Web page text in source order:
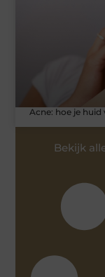
Acne: hoe je
Bekijk